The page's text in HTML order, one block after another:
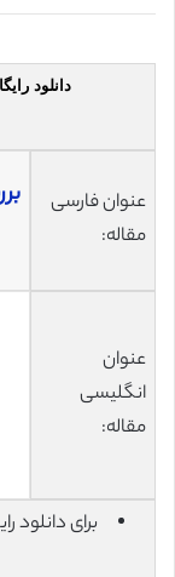
دانلود
عنوان فارسی
مقاله:
عنوان
انگلیسی
مقاله: